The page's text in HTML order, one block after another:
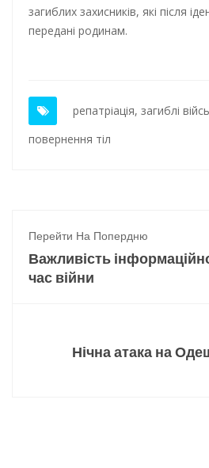
загиблих захисників, які після
передані родинам.
репатріація, загиблі
повернення тіл
Перейти На Попердню
Важливість
час війни
Нічна атака на